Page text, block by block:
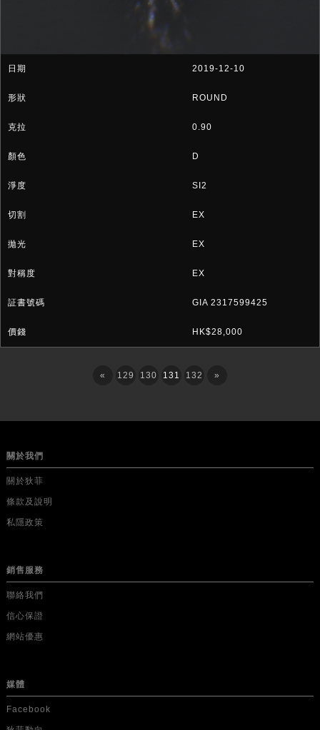
2019-12-10
ROUND
0.90
D
SI2
EX
EX
EX
GIA 2317599425
HK$28,000
« 129 130 131 132 »
關於我們
關於狄菲
條款及說明
私隱政策
銷售服務
聯絡我們
信心保證
網站優惠
媒體
Facebook